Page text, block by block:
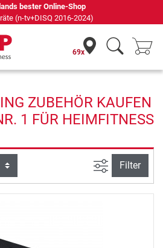
bester Online-Shop
(n-tv+DISQ 2016-2024)
69x
ZUBEHÖR KAUFEN
1 FÜR HEIMFITNESS
Ansicht
Filter